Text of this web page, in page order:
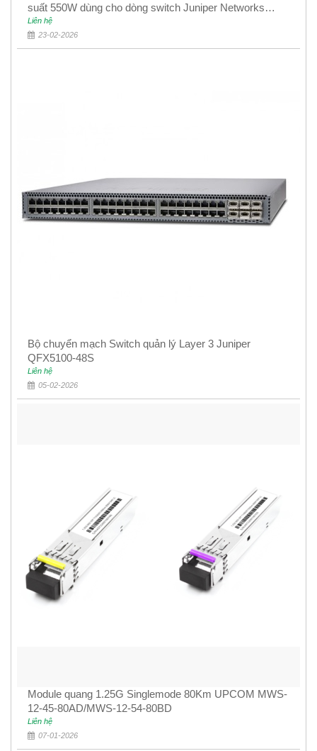
suất 550W dùng cho dòng switch Juniper Networks
EX4400
Liên hệ
23-02-2026
Bộ chuyển mạch Switch quản lý Layer 3 Juniper
QFX5100-48S
Liên hệ
05-02-2026
Module quang 1.25G Singlemode 80Km UPCOM MWS-
12-45-80AD/MWS-12-54-80BD
Liên hệ
07-01-2026